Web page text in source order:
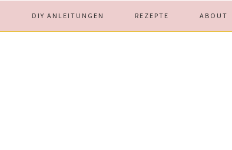
DIY ANLEITUNGEN REZEPTE ABOUT